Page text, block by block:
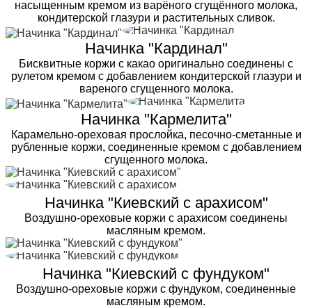
насыщенным кремом из варёного сгущённого молока,
кондитерской глазури и растительных сливок.
Начинка "Кардинал"
Бисквитные коржи с какао оригинально соединены с
рулетом кремом с добавлением кондитерской глазури и
вареного сгущенного молока.
Начинка "Кармелита"
Карамельно-ореховая прослойка, песочно-сметанные и
рубленные коржи, соединенные кремом с добавлением
сгущенного молока.
Начинка "Киевский с арахисом"
Воздушно-ореховые коржи с арахисом соединены
масляным кремом.
Начинка "Киевский с фундуком"
Воздушно-ореховые коржи с фундуком, соединенные
масляным кремом.